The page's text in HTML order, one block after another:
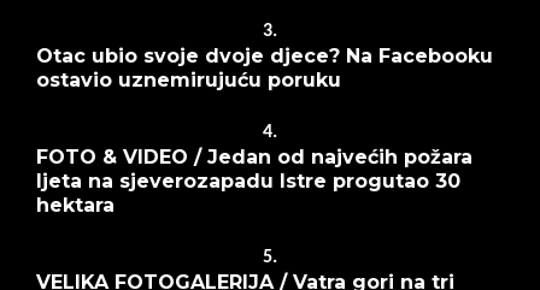
3.
Otac ubio svoje dvoje djece? Na Facebooku
ostavio uznemirujuću poruku
4.
FOTO & VIDEO / Jedan od najvećih požara
ljeta na sjeverozapadu Istre progutao 30
hektara
5.
VELIKA FOTOGALERIJA / Vatra gori na tri